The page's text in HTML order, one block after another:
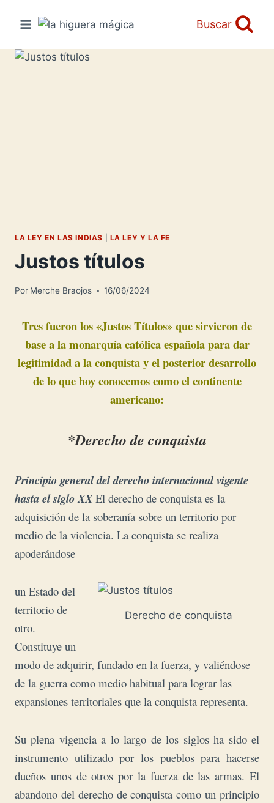
Buscar
LA LEY EN LAS INDIAS LA LEY Y LA FE
Justos títulos
Por Merche Braojos 16/06/2024
Tres fueron los «Justos Títulos» que sirvieron de
base a la monarquía católica española para dar
legitimidad a la conquista y el posterior desarrollo
de lo que hoy conocemos como el continente
americano:
*Derecho de conquista
Principio general del derecho internacional vigente
hasta el siglo XXEl derecho de conquista es la
adquisición de la soberanía sobre un territorio por
medio de la violencia. La conquista se realiza
apoderándose
Derecho de conquista
un Estado del
territorio de
otro.
Constituye un
modo de adquirir, fundado en la fuerza, y valiéndose
de la guerra como medio habitual para lograr las
expansiones territoriales que la conquista representa.
Su plena vigencia a lo largo de los siglos ha sido el
instrumento utilizado por los pueblos para hacerse
dueños unos de otros por la fuerza de las armas. El
abandono del derecho de conquista como un principio